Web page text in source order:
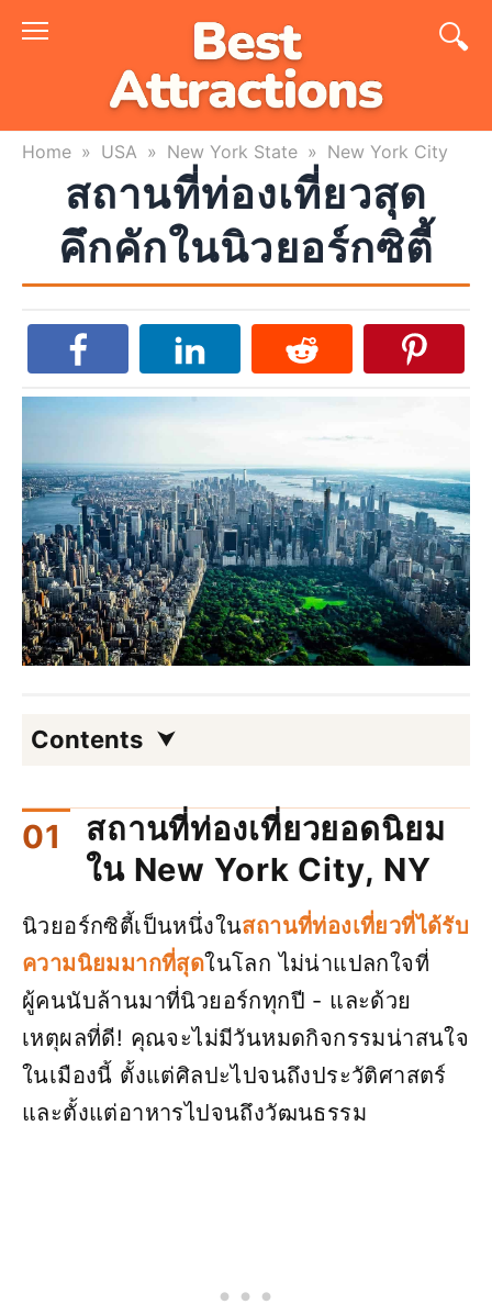
Skip
Home » USA » New York State » New York City
สถานที่ท่องเที่ยวสุด
คึกคักในนิวยอร์กซิตี้
Contents
สถานที่ท่องเที่ยวยอดนิยม
ใน New York City, NY
นิวยอร์กซิตี้เป็นหนึ่งในสถานที่ท่องเที่ยวที่ได้รับ
ความนิยมมากที่สุดในโลก ไม่น่าแปลกใจที่
ผู้คนนับล้านมาที่นิวยอร์กทุกปี - และด้วย
เหตุผลที่ดี! คุณจะไม่มีวันหมดกิจกรรมน่าสนใจ
ในเมืองนี้ ตั้งแต่ศิลปะไปจนถึงประวัติศาสตร์
และตั้งแต่อาหารไปจนถึงวัฒนธรรม